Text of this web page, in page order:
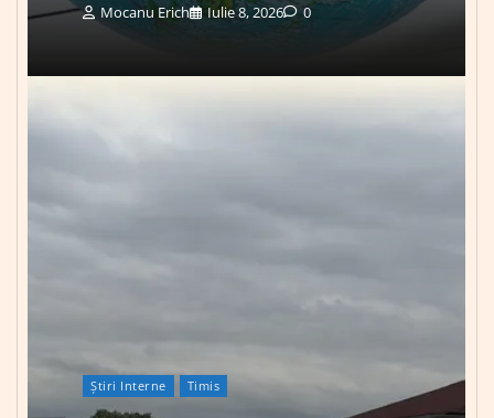
Mocanu Erich Iulie 8, 2026 0
Știri Interne Timis